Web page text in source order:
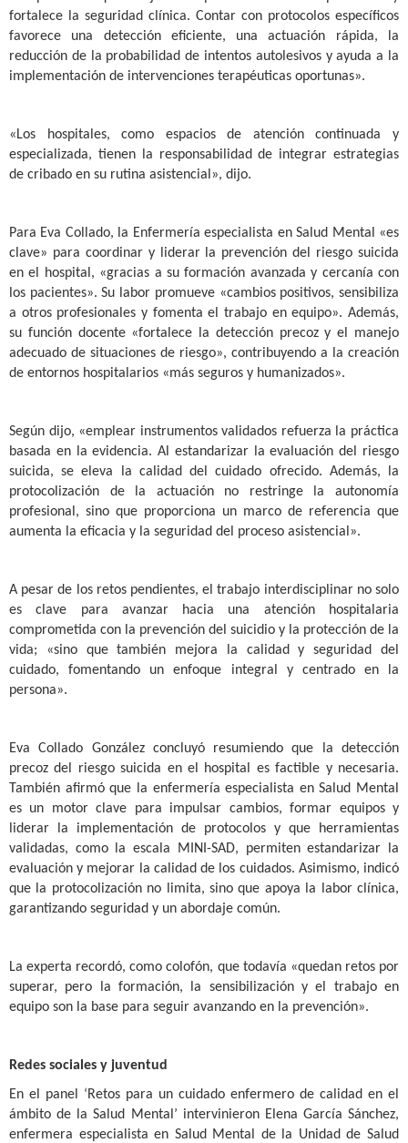
fortalece la seguridad clínica. Contar con protocolos específicos
favorece una detección eficiente, una actuación rápida, la
reducción de la probabilidad de intentos autolesivos y ayuda a la
implementación de intervenciones terapéuticas oportunas».
«Los hospitales, como espacios de atención continuada y
especializada, tienen la responsabilidad de integrar estrategias
de cribado en su rutina asistencial», dijo.
Para Eva Collado, la Enfermería especialista en Salud Mental «es
clave» para coordinar y liderar la prevención del riesgo suicida
en el hospital, «gracias a su formación avanzada y cercanía con
los pacientes». Su labor promueve «cambios positivos, sensibiliza
a otros profesionales y fomenta el trabajo en equipo». Además,
su función docente «fortalece la detección precoz y el manejo
adecuado de situaciones de riesgo», contribuyendo a la creación
de entornos hospitalarios «más seguros y humanizados».
Según dijo, «emplear instrumentos validados refuerza la práctica
basada en la evidencia. Al estandarizar la evaluación del riesgo
suicida, se eleva la calidad del cuidado ofrecido. Además, la
protocolización de la actuación no restringe la autonomía
profesional, sino que proporciona un marco de referencia que
aumenta la eficacia y la seguridad del proceso asistencial».
A pesar de los retos pendientes, el trabajo interdisciplinar no solo
es clave para avanzar hacia una atención hospitalaria
comprometida con la prevención del suicidio y la protección de la
vida; «sino que también mejora la calidad y seguridad del
cuidado, fomentando un enfoque integral y centrado en la
persona».
Eva Collado González concluyó resumiendo que la detección
precoz del riesgo suicida en el hospital es factible y necesaria.
También afirmó que la enfermería especialista en Salud Mental
es un motor clave para impulsar cambios, formar equipos y
liderar la implementación de protocolos y que herramientas
validadas, como la escala MINI-SAD, permiten estandarizar la
evaluación y mejorar la calidad de los cuidados. Asimismo, indicó
que la protocolización no limita, sino que apoya la labor clínica,
garantizando seguridad y un abordaje común.
La experta recordó, como colofón, que todavía «quedan retos por
superar, pero la formación, la sensibilización y el trabajo en
equipo son la base para seguir avanzando en la prevención».
Redes sociales y juventud
En el panel ‘Retos para un cuidado enfermero de calidad en el
ámbito de la Salud Mental’ intervinieron Elena García Sánchez,
enfermera especialista en Salud Mental de la Unidad de Salud